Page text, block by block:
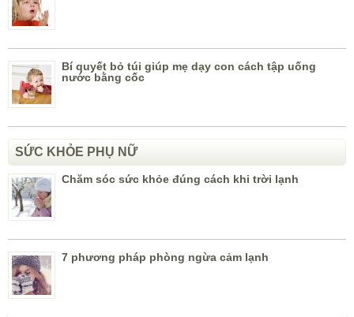
Bí quyết bỏ túi giúp mẹ dạy con cách tập uống
nước bằng cốc
SỨC KHỎE PHỤ NỮ
Chăm sóc sức khỏe đúng cách khi trời lạnh
7 phương pháp phòng ngừa cảm lạnh